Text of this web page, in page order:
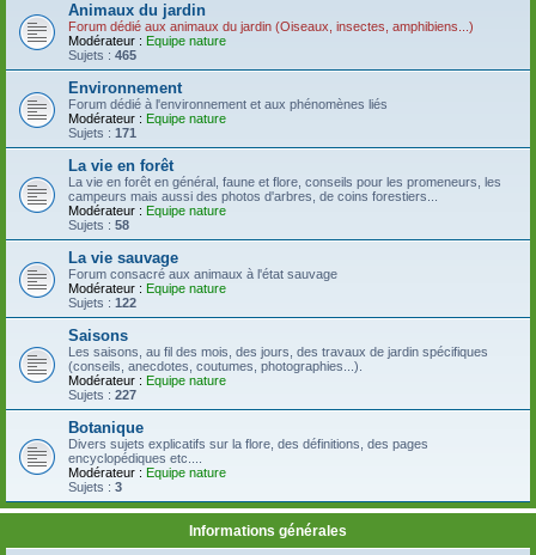
Animaux du jardin
Forum dédié aux animaux du jardin (Oiseaux, insectes, amphibiens...)
Modérateur : Equipe nature
Sujets : 465
Environnement
Forum dédié à l'environnement et aux phénomènes liés
Modérateur : Equipe nature
Sujets : 171
La vie en forêt
La vie en forêt en général, faune et flore, conseils pour les promeneurs, les
campeurs mais aussi des photos d'arbres, de coins forestiers...
Modérateur : Equipe nature
Sujets : 58
La vie sauvage
Forum consacré aux animaux à l'état sauvage
Modérateur : Equipe nature
Sujets : 122
Saisons
Les saisons, au fil des mois, des jours, des travaux de jardin spécifiques
(conseils, anecdotes, coutumes, photographies...).
Modérateur : Equipe nature
Sujets : 227
Botanique
Divers sujets explicatifs sur la flore, des définitions, des pages
encyclopédiques etc....
Modérateur : Equipe nature
Sujets : 3
Informations générales